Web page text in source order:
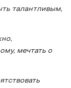
талантливым,
мечтать о